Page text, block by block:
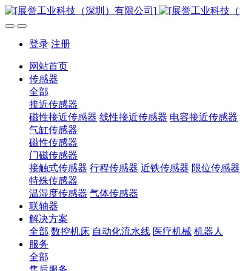
登录 注册
网站首页
传感器
全部
接近传感器
磁性接近传感器 线性接近传感器 电容接近传感器
气缸传感器
磁性传感器
门磁传感器
接触式传感器 行程传感器 近铁传感器 限位传感器
特殊传感器
温湿度传感器 气体传感器
联轴器
解决方案
全部 数控机床 自动化流水线 医疗机械 机器人
服务
全部